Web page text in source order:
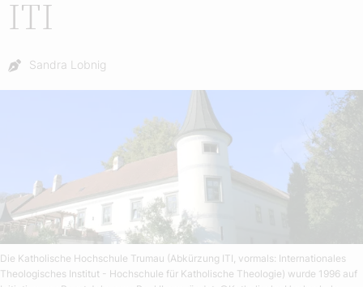
ITI
Autor:
Sandra Lobnig
Die Katholische Hochschule Trumau (Abkürzung ITI, vormals: Internationales
Theologisches Institut - Hochschule für Katholische Theologie) wurde 1996 auf